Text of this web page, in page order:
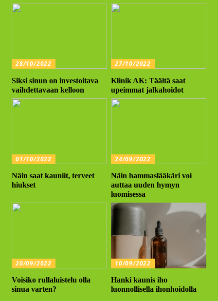
28/10/2022
Siksi sinun on investoitava
vaihdettavaan kelloon
27/10/2022
Klinik AK: Täältä saat
upeimmat jalkahoidot
01/10/2022
Näin saat kauniit, terveet
hiukset
24/09/2022
Näin hammaslääkäri voi
auttaa uuden hymyn
luomisessa
20/09/2022
Voisiko rullaluistelu olla
sinua varten?
10/09/2022
Hanki kaunis iho
luonnollisella ihonhoidolla